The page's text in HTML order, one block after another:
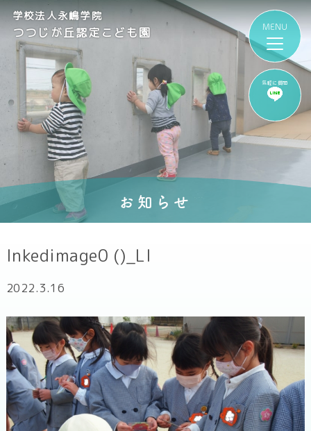
気軽に質問
学校法人永嶋学院
つつじが丘認定こども園
お知らせ
Inkedimage0 ()_LI
2022.3.16